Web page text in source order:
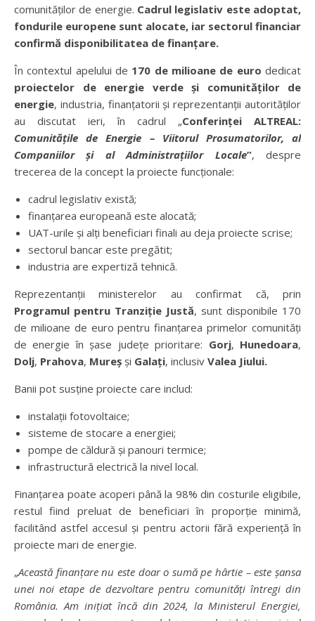
comunităților de energie. Cadrul legislativ este adoptat,
fondurile europene sunt alocate, iar sectorul financiar
confirmă disponibilitatea de finanțare.
În contextul apelului de 170 de milioane de euro dedicat
proiectelor de energie verde și comunităților de
energie, industria, finanțatorii și reprezentanții autorităților
au discutat ieri, în cadrul „Conferinței ALTREAL:
Comunitățile de Energie – Viitorul Prosumatorilor, al
Companiilorși al Administrațiilor Locale”, despre
trecerea de la concept la proiecte funcționale:
cadrul legislativ există;
finanțarea europeană este alocată;
UAT-urile și alți beneficiari finali au deja proiecte scrise;
sectorul bancar este pregătit;
industria are expertiză tehnică.
Reprezentanții ministerelor au confirmat că, prin
Programul pentru Tranziție Justă, sunt disponibile 170
de milioane de euro pentru finanțarea primelor comunități
de energie în șase județe prioritare: Gorj, Hunedoara,
Dolj, Prahova, Mureș și Galați, inclusiv Valea Jiului.
Banii pot susține proiecte care includ:
instalații fotovoltaice;
sisteme de stocare a energiei;
pompe de căldură și panouri termice;
infrastructură electrică la nivel local.
Finanțarea poate acoperi până la 98% din costurile eligibile,
restul fiind preluat de beneficiari în proporție minimă,
facilitând astfel accesul și pentru actorii fără experiență în
proiecte mari de energie.
„Această finanțare nu este doar o sumăpe hârtie –esteșansa
unei noi etape de dezvoltare pentru comunități întregi din
România. Am inițiat încă din 2024, la Ministerul Energiei,